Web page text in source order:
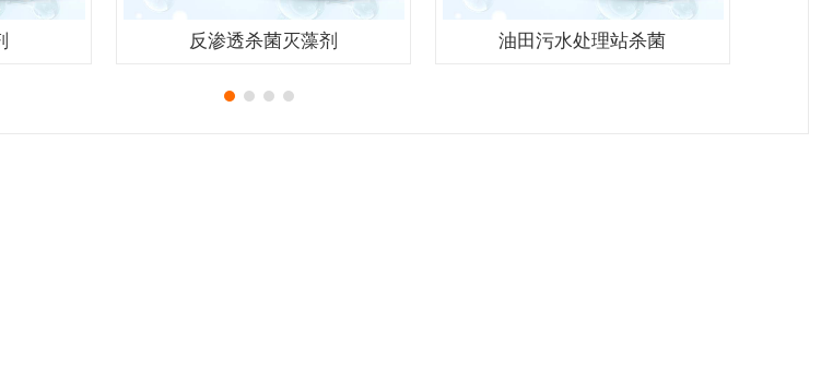
反渗透杀菌灭藻剂 油田污水处理站杀菌